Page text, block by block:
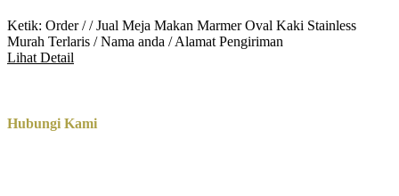
Ketik: Order / / Jual Meja Makan Marmer Oval Kaki Stainless
Murah Terlaris / Nama anda / Alamat Pengiriman
Lihat Detail
Hubungi Kami